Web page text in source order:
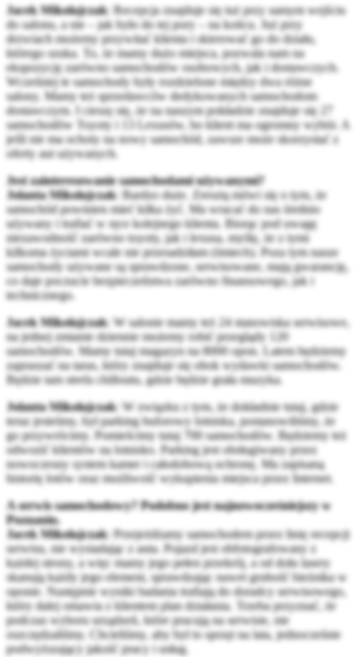
Jacek Mikołajczak: Recepcja znajduje się tuż przy samym wejściu
do salonu, a nie – jak było do tej pory – na końcu. Już przy
drzwiach możemy przywitać klienta i skierować go do działu,
którego szuka. To, że mamy dużo miejsca, pozwala nam na
ekspozycję zarówno samochodów osobowych, jak i dostawczych.
Wcześniej te samochody były rozdzielone między dwa różne
salony. Mamy też sprzedawców dedykowanych samochodom
dostawczym. I cieszę się, że na naszym pokładzie znajduje się 27
samochodów Toyoty i 13 Lexusów, bo klient ma ogromny wybór. A
jeśli nie ma ochoty na nowy samochód, zawsze może skorzystać z
oferty aut używanych.
Jest zainteresowanie samochodami używanymi?
Jolanta Mikołajczak: Bardzo duże. Zresztą mówi się o tym, że
samochód powinien mieć kilka żyć. Ma wracać do nas średnio
używany i trafiać w ręce kolejnego klienta. Biorąc pod uwagę
niezawodność zarówno toyoty, jak i lexusa, myślę, że z tymi
kilkoma życiami wcale nie przesadziłam (śmiech). Poza tym nasze
samochody używane są sprawdzone, serwisowane, mają gwarancję,
co daje poczucie bezpieczeństwa zarówno finansowego, jak i
technicznego.
Jacek Mikołajczak: W salonie mamy też 24 stanowiska serwisowe,
na jednej zmianie dziennie możemy robić przeglądy 120
samochodów. Mamy tutaj magazyn na 8000 opon. Latem będziemy
zapraszać na taras, który znajduje się obok wydawki samochodów.
Będzie tam strefa chilloutu, gdzie będzie grała muzyka.
Jolanta Mikołajczak: W związku z tym, że dokładnie tutaj, gdzie
teraz jesteśmy, był parking buforowy lotniska, postanowiliśmy, że
go przywrócimy. Pomieścimy tutaj 700 samochodów. Będziemy też
odwozić klientów na lotnisko. Parking jest obsługiwany przez
nowoczesny system kamer i całodobową ochronę. Ma zapisaną
historię lotów oraz możliwość wykupienia miejsca przez Internet.
A serwis samochodowy? Podobno jest najnowocześniejszy w
Poznaniu.
Jacek Mikołajczak: Przejeżdżamy samochodem przez linię recepcji
serwisu, nie wysiadając z auta. Pojazd jest obfotografowany z
każdej strony, a więc mamy jego pełen przekrój, a od dołu lasery
skanują każdy jego element, sprawdzając nawet grubość bieżnika w
oponie. Następnie wyniki badania trafiają do doradcy serwisowego,
który dalej omawia z klientem plan działania. Trzeba przyznać, że
podczas wyboru urządzeń, które pracują na serwisie, nie
oszczędzaliśmy. Chcieliśmy, aby był to sprzęt na lata, jednocześnie
podwyższający jakość pracy i usług.